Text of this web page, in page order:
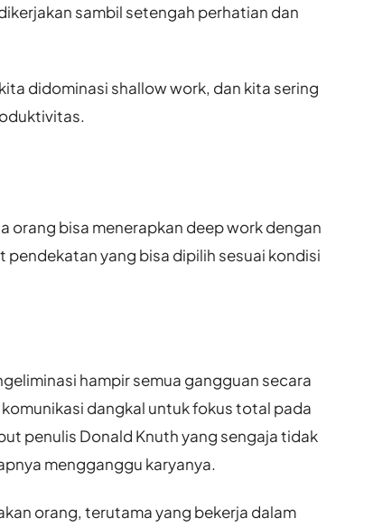
sambil setengah perhatian dan
didominasi shallow work, dan kita sering
orang bisa menerapkan deep work dengan
pendekatan yang bisa dipilih sesuai kondisi
hampir semua gangguan secara
dangkal untuk fokus total pada
penulis Donald Knuth yang sengaja tidak
mengganggu karyanya.
orang, terutama yang bekerja dalam